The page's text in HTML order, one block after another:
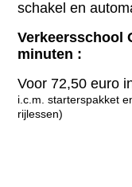
schakel en
Verkeersschool
minuten :
Voor 72,50 euro
i.c.m. starterspakket
rijlessen)